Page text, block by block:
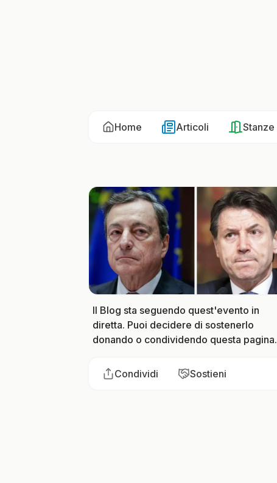
Home Articoli Stanze
Il Blog sta seguendo quest'evento in
diretta. Puoi decidere di sostenerlo
donando o condividendo questa pagina.
Condividi Sostieni